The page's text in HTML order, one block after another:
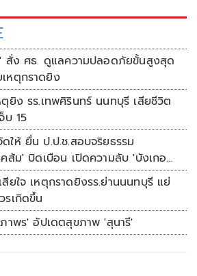
สั่ง ศธ. ดูแลความปลอดภัยขั้นสูงสุด
หตุกราดยิง
ยิง รร.เทพศิรินทร์ นนทบุรี เสียชีวิต
บ 15
บจริยธรรม
ส้ม' บิดเบือน เปิดความลับ 'บังเกอร์
สียใจ เหตุกราดยิงรร.ย่านนนทบุรี แย่
รเกิดขึ้น
าพร' อัปเดตสุขภาพ 'สุนารี'